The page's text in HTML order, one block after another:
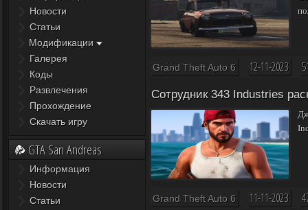
Новости
Статьи
Модификации
Галерея
Коды
Развлечения
Прохождение
Скачать игру
GTA San Andreas
Информация
Новости
Статьи
Grand Theft Auto 6 12-11-2023
Сотрудник 343 Industries
Grand Theft Auto 6 11-11-2023